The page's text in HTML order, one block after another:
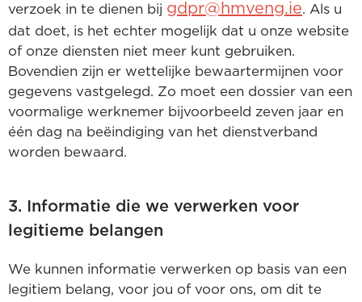
verzoek in te dienen bij gdpr@hmveng.ie. Als u
dat doet, is het echter mogelijk dat u onze website
of onze diensten niet meer kunt gebruiken.
Bovendien zijn er wettelijke bewaartermijnen voor
gegevens vastgelegd. Zo moet een dossier van een
voormalige werknemer bijvoorbeeld zeven jaar en
één dag na beëindiging van het dienstverband
worden bewaard.
3. Informatie die we verwerken voor
legitieme belangen
We kunnen informatie verwerken op basis van een
legitiem belang, voor jou of voor ons, om dit te